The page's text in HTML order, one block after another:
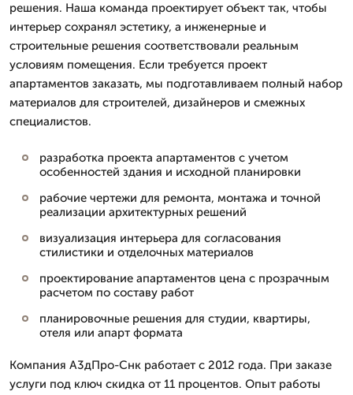
решения. Наша команда проектирует объект так, чтобы
интерьер сохранял эстетику, а инженерные и
строительные решения соответствовали реальным
условиям помещения. Если требуется проект
апартаментов заказать, мы подготавливаем полный набор
материалов для строителей, дизайнеров и смежных
специалистов.
разработка проекта апартаментов с учетом
особенностей здания и исходной планировки
рабочие чертежи для ремонта, монтажа и точной
реализации архитектурных решений
визуализация интерьера для согласования
стилистики и отделочных материалов
проектирование апартаментов цена с прозрачным
расчетом по составу работ
планировочные решения для студии, квартиры,
отеля или апарт формата
Компания А3дПро-Снк работает с 2012 года. При заказе
услуги под ключ скидка от 11 процентов. Опыт работы